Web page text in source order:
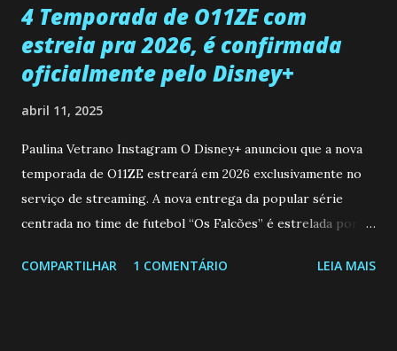
4 Temporada de O11ZE com
estreia pra 2026, é confirmada
oficialmente pelo Disney+
abril 11, 2025
Paulina Vetrano Instagram O Disney+ anunciou que a nova
temporada de O11ZE estreará em 2026 exclusivamente no
serviço de streaming. A nova entrega da popular série
centrada no time de futebol “Os Falcões” é estrelada por
Brum (Dedé), que voltam a interpretar seus personagens
COMPARTILHAR 1 COMENTÁRIO LEIA MAIS